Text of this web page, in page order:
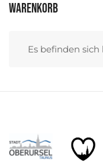
Warenkorb
Es befinden